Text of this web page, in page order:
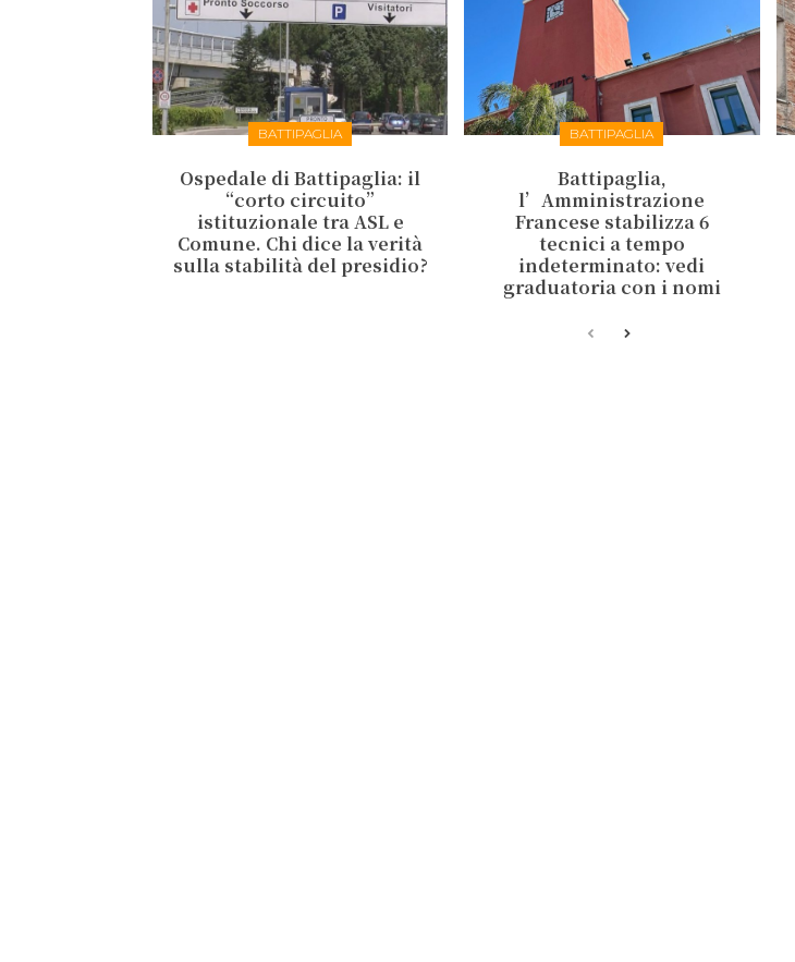
BATTIPAGLIA
Ospedale di Battipaglia: il
“corto circuito”
istituzionale tra ASL e
Comune. Chi dice la verità
sulla stabilità del presidio?
BATTIPAGLIA
Battipaglia,
l’Amministrazione
Francese stabilizza 6
tecnici a tempo
indeterminato: vedi
graduatoria con i nomi